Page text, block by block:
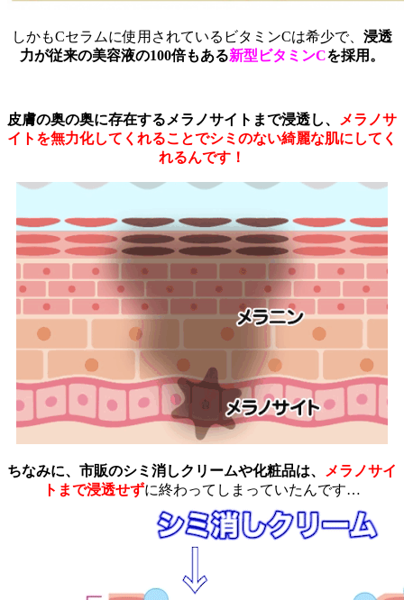
しかもCセラムに使用されているビタミンCは希少で、 浸透
力が従来の美容液の100倍もある新型ビタミンCを採用。
皮膚の奥の奥に存在するメラノサイトまで浸透し、
メラノサ
イトを無力化してくれることでシミのない綺麗な肌にしてく
れるんです！
ちなみに、市販のシミ消しクリームや化粧品は、
メラノサイ
トまで浸透せずに終わってしまっていたんです…